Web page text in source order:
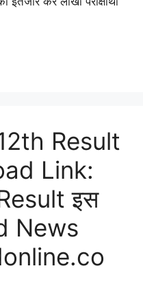
Result
Link:
Result इस
News